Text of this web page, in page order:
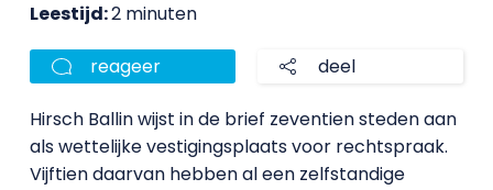
Leestijd:2 minuten
reageer deel
Hirsch Ballin wijst in de brief zeventien steden aan
als wettelijke vestigingsplaats voor rechtspraak.
Vijftien daarvan hebben al een zelfstandige